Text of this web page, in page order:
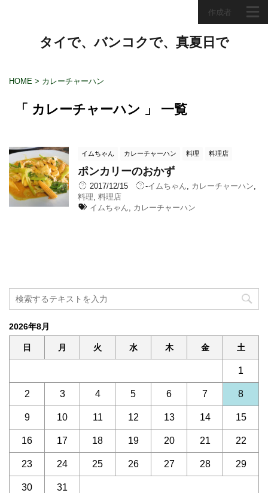
作成者
タイで、バンコクで、真夏日で
HOME > カレーチャーハン
「 カレーチャーハン 」 一覧
イムちゃん カレーチャーハン 料理 料理店
ポンカリーのおかず
2017/12/15 -イムちゃん カレーチャーハン
料理 料理店
イムちゃん
カレーチャーハン
2026年8月
日 月 火 水 木 金 土
1
2 3 4 5 6 7 8
9 10 11 12 13 14 15
16 17 18 19 20 21 22
23 24 25 26 27 28 29
30
31